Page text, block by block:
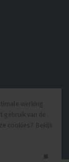
werking
gebruik van de
cookies? Bekijk